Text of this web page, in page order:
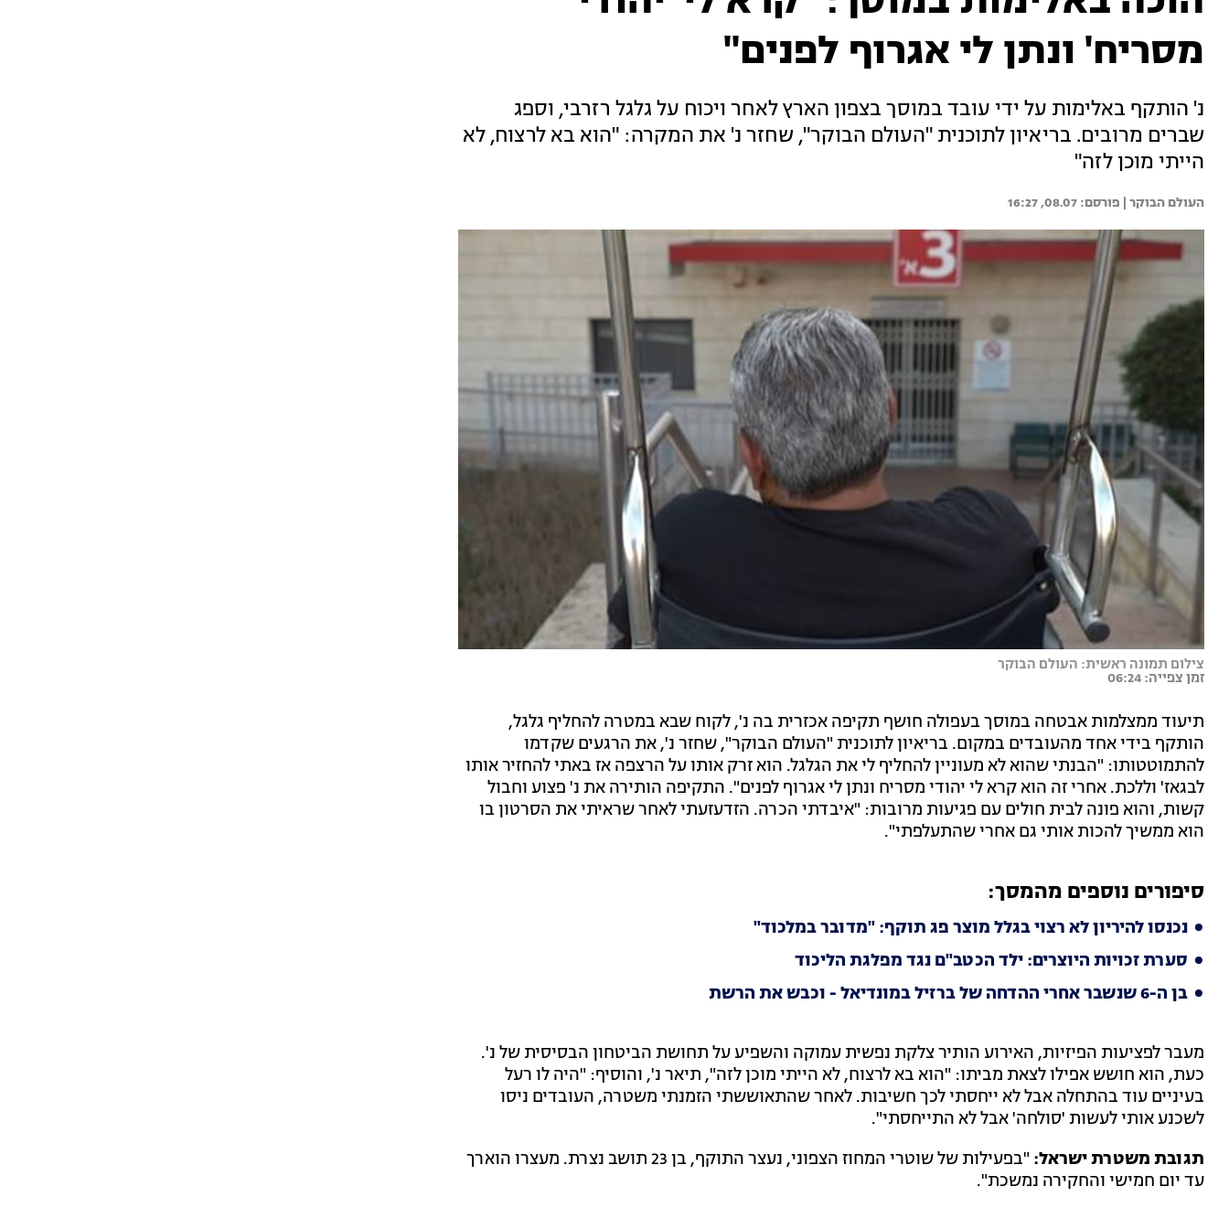
מסריח' ונתן לי אגרוף לפנים"
נ' הותקף באלימות על ידי עובד במוסך בצפון הארץ לאחר ויכוח על גלגל רזרבי, וספג
שברים מרובים. בריאיון לתוכנית "העולם הבוקר", שחזר נ' את המקרה: "הוא בא לרצוח, לא
הייתי מוכן לזה"
העולם הבוקר | 08.07, 16:27
צילום תמונה ראשית: העולם הבוקר
זמן צפייה: 06:24
תיעוד ממצלמות אבטחה במוסך בעפולה חושף תקיפה אכזרית בה נ', לקוח שבא במטרה להחליף גלגל,
הותקף בידי אחד מהעובדים במקום. בריאיון לתוכנית "העולם הבוקר", שחזר נ'‚ את הרגעים שקדמו
להתמוטטותו: "הבנתי שהוא לא מעוניין להחליף לי את הגלגל. הוא זרק אותו על הרצפה אז באתי להחזיר אותו
לבגאז' וללכת. אחרי זה הוא קרא לי יהודי מסריח ונתן לי אגרוף לפנים". התקיפה הותירה את נ' פצוע וחבול
קשות, והוא פונה לבית חולים עם פגיעות מרובות: "איבדתי הכרה. הזדעזעתי לאחר שראיתי את הסרטון בו
הוא ממשיך להכות אותי גם אחרי שהתעלפתי".
סיפורים נוספים מהמסך:
נכנסו להיריון לא רצוי בגלל מוצר פג תוקף: "מדובר במלכוד"
סערת זכויות היוצרים: ילד הכטב"ם נגד מפלגת הליכוד
בן ה-6 שנשבר אחרי ההדחה של ברזיל במונדיאל - וכבש את הרשת
מעבר לפציעות הפיזיות, האירוע הותיר צלקת נפשית עמוקה והשפיע על תחושת הביטחון הבסיסית של נ'.
כעת, הוא חושש אפילו לצאת מביתו: "הוא בא לרצוח, לא הייתי מוכן לזה", תיאר נ', והוסיף: "היה לו רעל
בעיניים עוד בהתחלה אבל לא ייחסתי לכך חשיבות. לאחר שהתאוששתי הזמנתי משטרה, העובדים ניסו
לשכנע אותי לעשות 'סולחה' אבל לא התייחסתי".
תגובת משטרת ישראל:
"בפעילות של שוטרי המחוז הצפוני, נעצר התוקף, בן 23 תושב נצרת. מעצרו הוארך
עד יום חמישי והחקירה נמשכת".